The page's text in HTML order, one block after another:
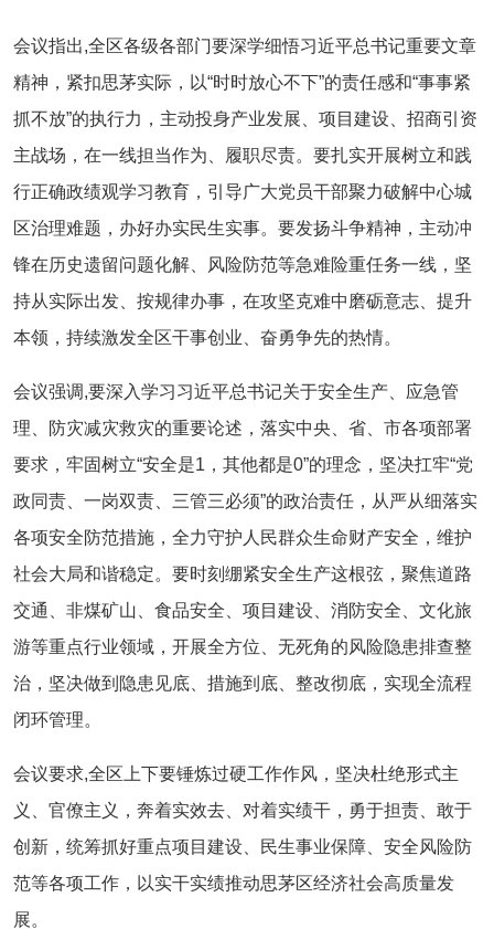
会议指出,全区各级各部门要深学细悟习近平总书记重要文章
精神，紧扣思茅实际，以“时时放心不下”的责任感和“事事紧
抓不放”的执行力，主动投身产业发展、项目建设、招商引资
主战场，在一线担当作为、履职尽责。要扎实开展树立和践
行正确政绩观学习教育，引导广大党员干部聚力破解中心城
区治理难题，办好办实民生实事。要发扬斗争精神，主动冲
锋在历史遗留问题化解、风险防范等急难险重任务一线，坚
持从实际出发、按规律办事，在攻坚克难中磨砺意志、提升
本领，持续激发全区干事创业、奋勇争先的热情。
会议强调,要深入学习习近平总书记关于安全生产、应急管
理、防灾减灾救灾的重要论述，落实中央、省、市各项部署
要求，牢固树立“安全是1，其他都是0”的理念，坚决扛牢“党
政同责、一岗双责、三管三必须”的政治责任，从严从细落实
各项安全防范措施，全力守护人民群众生命财产安全，维护
社会大局和谐稳定。要时刻绷紧安全生产这根弦，聚焦道路
交通、非煤矿山、食品安全、项目建设、消防安全、文化旅
游等重点行业领域，开展全方位、无死角的风险隐患排查整
治，坚决做到隐患见底、措施到底、整改彻底，实现全流程
闭环管理。
会议要求,全区上下要锤炼过硬工作作风，坚决杜绝形式主
义、官僚主义，奔着实效去、对着实绩干，勇于担责、敢于
创新，统筹抓好重点项目建设、民生事业保障、安全风险防
范等各项工作，以实干实绩推动思茅区经济社会高质量发
展。